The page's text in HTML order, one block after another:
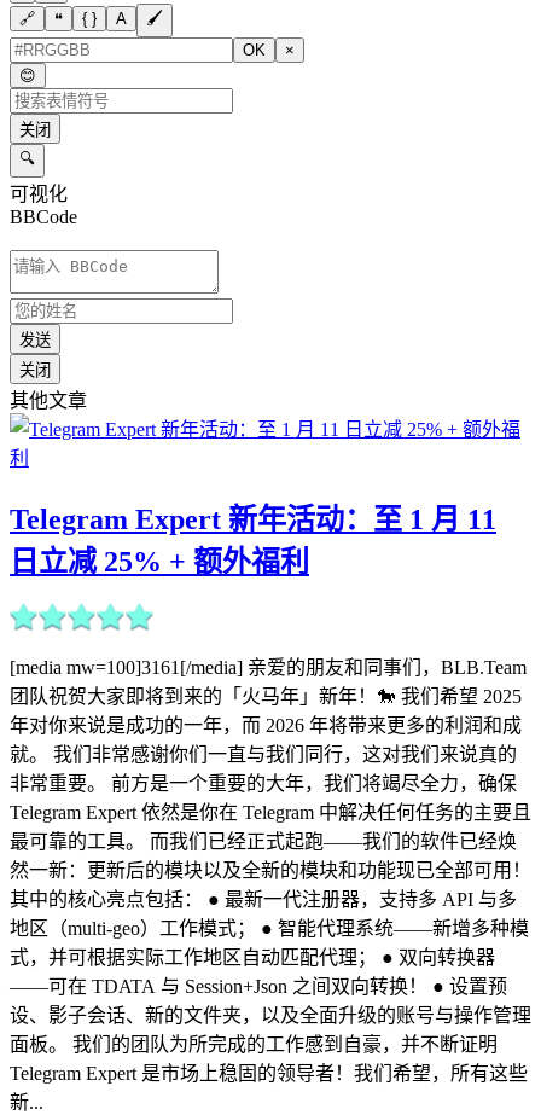
🔗 ❝ { } A
🖌
OK
×
😊
关闭
🔍
可视化
BBCode
发送
关闭
其他文章
Telegram Expert 新年活动：至 1 月 11
日立减 25% + 额外福利
[media mw=100]3161[/media] 亲爱的朋友和同事们，BLB.Team
团队祝贺大家即将到来的「火马年」新年！🐎 我们希望 2025
年对你来说是成功的一年，而 2026 年将带来更多的利润和成
就。 我们非常感谢你们一直与我们同行，这对我们来说真的
非常重要。 前方是一个重要的大年，我们将竭尽全力，确保
Telegram Expert 依然是你在 Telegram 中解决任何任务的主要且
最可靠的工具。 而我们已经正式起跑——我们的软件已经焕
然一新：更新后的模块以及全新的模块和功能现已全部可用！
其中的核心亮点包括： ● 最新一代注册器，支持多 API 与多
地区（multi-geo）工作模式； ● 智能代理系统——新增多种模
式，并可根据实际工作地区自动匹配代理； ● 双向转换器
——可在 TDATA 与 Session+Json 之间双向转换！ ● 设置预
设、影子会话、新的文件夹，以及全面升级的账号与操作管理
面板。 我们的团队为所完成的工作感到自豪，并不断证明
Telegram Expert 是市场上稳固的领导者！我们希望，所有这些
新...